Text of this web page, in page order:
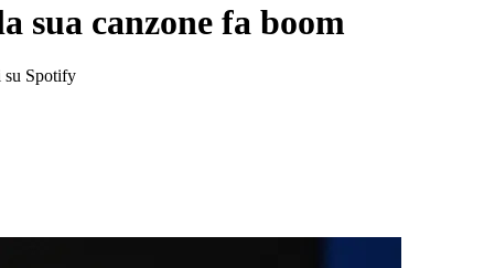
sua canzone fa boom
su Spotify